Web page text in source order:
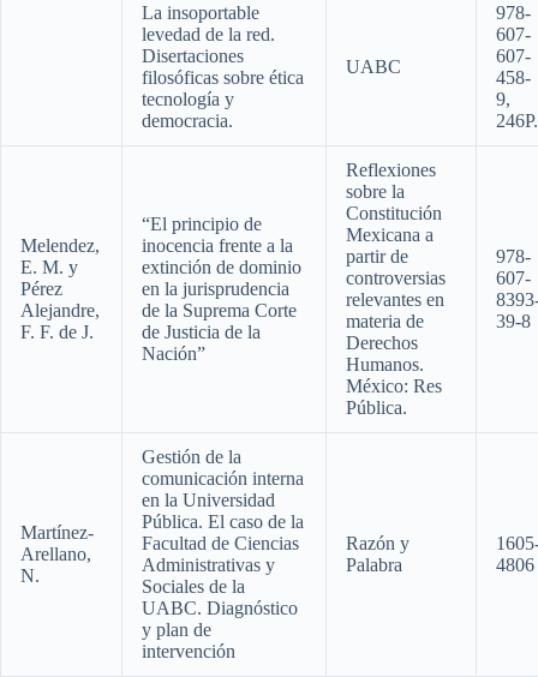
La insoportable
levedad de la red.
Disertaciones
filosóficas sobre ética
tecnología y
democracia.
UABC
978-
607-
607-
458-
9,
246P.
Melendez,
E. M. y
Pérez
Alejandre,
F. F. de J.
“El principio de
inocencia frente a la
extinción de dominio
en la jurisprudencia
de la Suprema Corte
de Justicia de la
Nación”
Reflexiones
sobre la
Constitución
Mexicana a
partir de
controversias
relevantes en
materia de
Derechos
Humanos.
México: Res
Pública.
978-
607-
39-8
Martínez-
Arellano,
N.
Gestión de la
comunicación interna
en la Universidad
Pública. El caso de la
Facultad de Ciencias
Administrativas y
Sociales de la
UABC. Diagnóstico
y plan de
intervención
Razón y
Palabra
4806